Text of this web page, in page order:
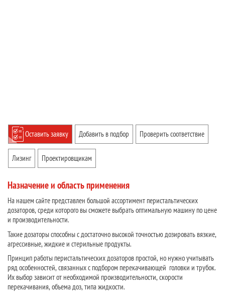
Оставить заявку Добавить в подбор Проверить соответствие
Лизинг Проектировщикам
Назначение и область применения
На нашем сайте представлен большой ассортимент перистальтических
дозаторов, среди которого вы сможете выбрать оптимальную машину по цене
и производительности.
Такие дозаторы способны с достаточно высокой точностью дозировать вязкие,
агрессивные, жидкие и стерильные продукты.
Принцип работы перистальтических дозаторов простой, но нужно учитывать
ряд особенностей, связанных с подбором перекачивающей головки и трубок.
Их выбор зависит от необходимой производительности, скорости
перекачивания, объема доз, типа жидкости.